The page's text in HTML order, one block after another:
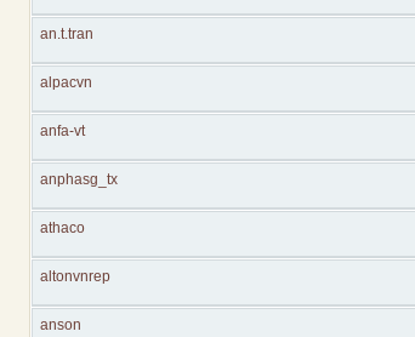
an.t.tran
alpacvn
anfa-vt
anphasg_tx
athaco
altonvnrep
anson